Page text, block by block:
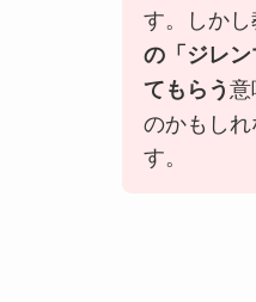
す。しか
の「ジレ
てもらう意
のかもし
す。